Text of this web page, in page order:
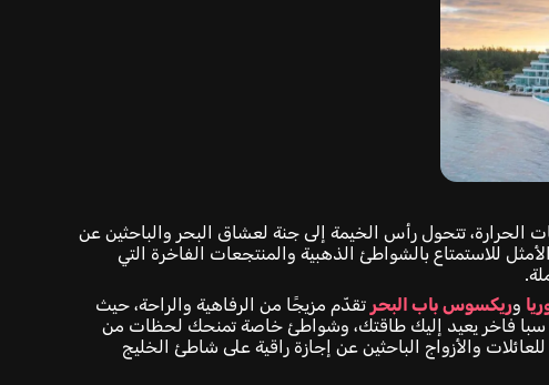
الحرارة، تتحول رأس الخيمة إلى جنة لعشاق البحر والباحثين عن
للاستمتاع بالشواطئ الذهبية والمنتجعات الفاخرة التي
وريكسوس باب البحر تقدّم مزيجًا من الرفاهية والراحة، حيث
سبا فاخر يعيد إليك طاقتك، وشواطئ خاصة تمنحك لحظات من
والأزواج الباحثين عن إجازة راقية على شاطئ الخليج